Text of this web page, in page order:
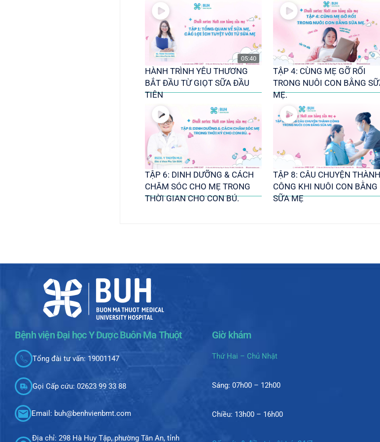
05:40
HÀNH TRÌNH YÊU THƯƠNG
BẮT ĐẦU TỪ GIỌT SỮA ĐẦU
TIÊN
TẬP 4: CÙNG MẸ GỠ RỐI
TRONG NUÔI CON BẰNG
MẸ.
TẬP 6: DINH DƯỠNG & CÁCH
CHĂM SÓC CHO MẸ TRONG
THỜI GIAN CHO CON BÚ.
TẬP 8: CÂU CHUYỆN THÀNH
CÔNG KHI NUÔI CON BẰNG
SỮA MẸ
Bệnh viện Đại học Y Dược Buôn Ma Thuột
Tổng đài tư vấn: 19001147
Gọi Cấp cứu: 02623 99 33 88
Email: buh@benhvienbmt.com
Địa chỉ: 298 Hà Huy Tập, phường Tân An, tỉnh
Giờ khám
Thứ Hai – Chủ Nhật
Sáng: 07h00 – 12h00
Chiều: 13h00 – 16h00